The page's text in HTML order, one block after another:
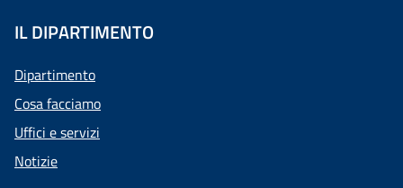
IL DIPARTIMENTO
Dipartimento
Cosa facciamo
Uffici e servizi
Notizie